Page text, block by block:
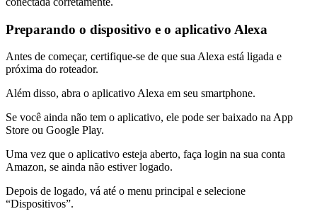
Preparando o dispositivo e o aplicativo Alexa
Antes de começar, certifique-se de que sua Alexa está ligada e
próxima do roteador.
Além disso, abra o aplicativo Alexa em seu smartphone.
Se você ainda não tem o aplicativo, ele pode ser baixado na App
Store ou Google Play.
Uma vez que o aplicativo esteja aberto, faça login na sua conta
Amazon, se ainda não estiver logado.
Depois de logado, vá até o menu principal e selecione
“Dispositivos”.